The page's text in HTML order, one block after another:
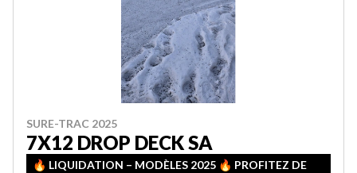
SURE-TRAC 2025
7X12 DROP DECK SA
🔥 LIQUIDATION – MODÈLES 2025 🔥 PROFITEZ DE